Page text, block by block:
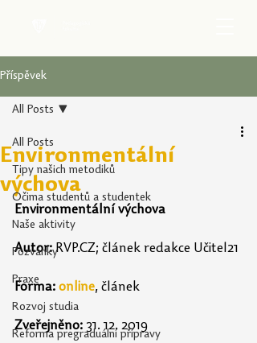
Příspěvek
All Posts
Tipy našich metodiků
Očima studentů a studentek
Naše aktivity
Pozvánky
Praxe
Rozvoj studia
Reforma pregraduální přípravy
All Posts
Environmentální
výchova
Environmentální výchova
Autor: RVP.CZ; článek redakce Učitel21
Forma: online, článek
Zveřejněno: 31. 12. 2019